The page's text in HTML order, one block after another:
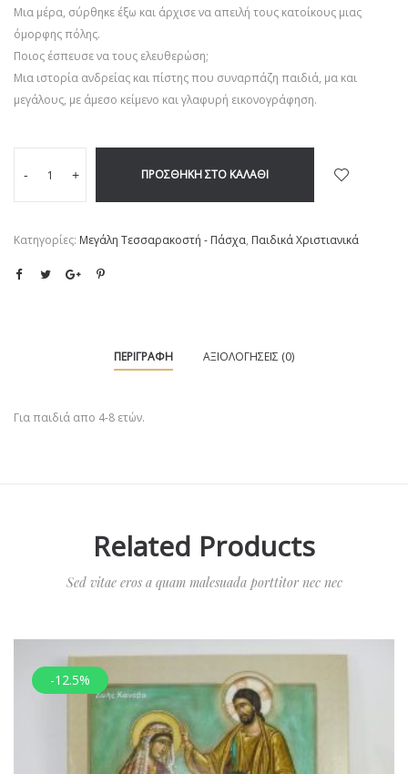
Μια μέρα, σύρθηκε έξω και άρχισε να απειλή τους κατοίκους μιας
όμορφης πόλης.
Ποιος έσπευσε να τους ελευθερώση;
Μια ιστορία ανδρείας και πίστης που συναρπάζη παιδιά, μα και
μεγάλους, με άμεσο κείμενο και γλαφυρή εικονογράφηση.
- + ΠΡΟΣΘΉΚΗ ΣΤΟ ΚΑΛΆΘΙ
Κατηγορίες: Μεγάλη Τεσσαρακοστή - Πάσχα, Παιδικά Χριστιανικά
ΠΕΡΙΓΡΑΦΉ ΑΞΙΟΛΟΓΉΣΕΙΣ (0)
Για παιδιά απο 4-8 ετών.
Related Products
Sed vitae eros a quam malesuada porttitor nec nec
-12.5%